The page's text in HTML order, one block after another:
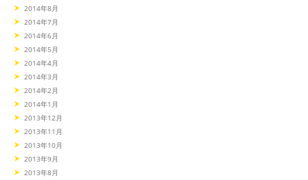
2014年8月
2014年7月
2014年6月
2014年5月
2014年4月
2014年3月
2014年2月
2014年1月
2013年12月
2013年11月
2013年10月
2013年9月
2013年8月